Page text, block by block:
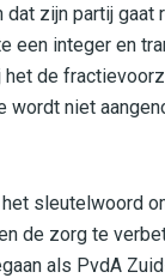
zijn partij gaat
een integer en
de
wordt niet
sleutelwoord
de zorg te
als PvdA